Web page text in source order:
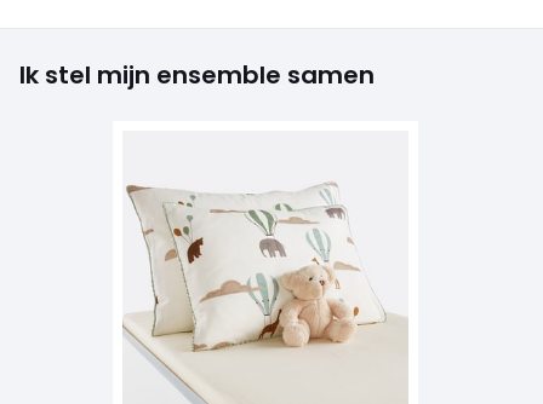
Ik stel mijn ensemble samen